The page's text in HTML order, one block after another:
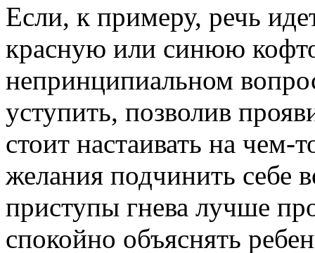
Если, к примеру, речь
красную или синюю
непринципиальном
уступить, позволив
стоит настаивать на чем-
желания подчинить
приступы гнева лучше
спокойно объяснять